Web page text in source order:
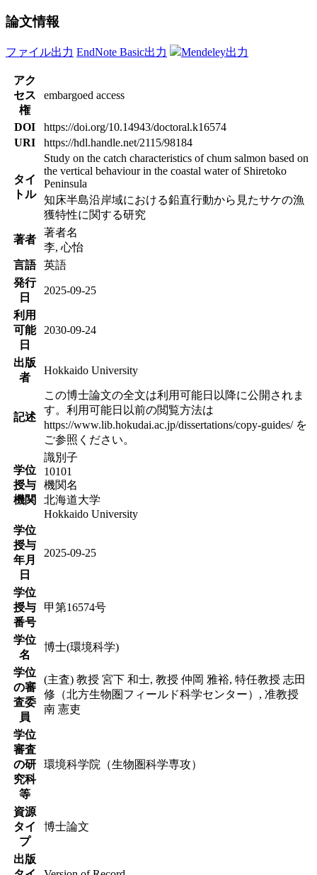
論文情報
ファイル出力 EndNote Basic出力 Mendeley出力
アク
セス
権
embargoed access
DOI
https://doi.org/10.14943/doctoral.k16574
URI
https://hdl.handle.net/2115/98184
タイ
トル
Study on the catch characteristics of chum salmon based on
the vertical behaviour in the coastal water of Shiretoko
Peninsula
知床半島沿岸域における鉛直行動から見たサケの漁
獲特性に関する研究
著者
著者名
李, 心怡
言語
英語
発行
日
2025-09-25
利用
可能
日
2030-09-24
出版
者
Hokkaido University
記述
この博士論文の全文は利用可能日以降に公開されま
す。利用可能日以前の閲覧方法は
https://www.lib.hokudai.ac.jp/dissertations/copy-guides/ を
ご参照ください。
学位
授与
機関
識別子
10101
機関名
北海道大学
Hokkaido University
学位
授与
年月
日
2025-09-25
学位
授与
番号
甲第16574号
学位
名
博士(環境科学)
学位
の審
査委
員
(主査) 教授 宮下 和士, 教授 仲岡 雅裕, 特任教授 志田
修（北方生物圏フィールド科学センター）, 准教授
南 憲吏
学位
審査
の研
究科
等
環境科学院（生物圏科学専攻）
資源
タイ
プ
博士論文
出版